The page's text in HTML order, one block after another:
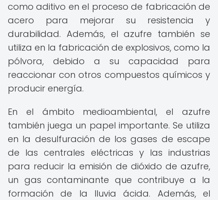
como aditivo en el proceso de fabricación de
acero para mejorar su resistencia y
durabilidad. Además, el azufre también se
utiliza en la fabricación de explosivos, como la
pólvora, debido a su capacidad para
reaccionar con otros compuestos químicos y
producir energía.
En el ámbito medioambiental, el azufre
también juega un papel importante. Se utiliza
en la desulfuración de los gases de escape
de las centrales eléctricas y las industrias
para reducir la emisión de dióxido de azufre,
un gas contaminante que contribuye a la
formación de la lluvia ácida. Además, el